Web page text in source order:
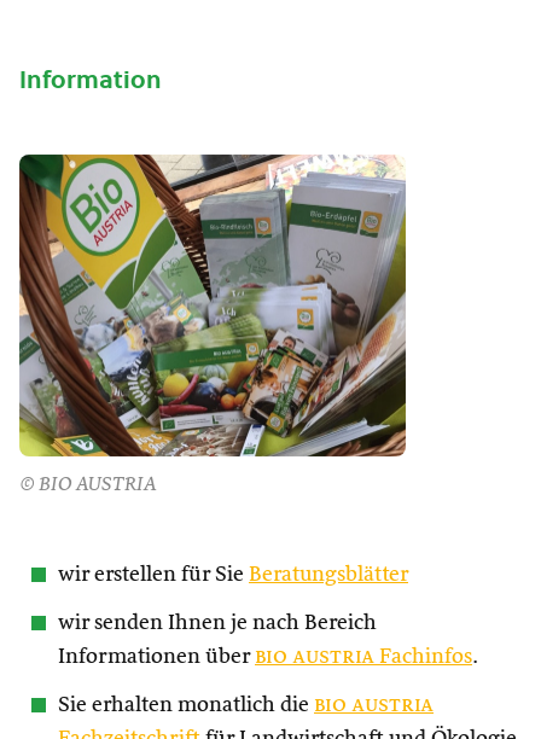
Information
© BIO AUSTRIA
wir erstellen für Sie Beratungsblätter
wir senden Ihnen je nach Bereich
Informationen über bio austria Fachinfos.
Sie erhalten monatlich die bio austria